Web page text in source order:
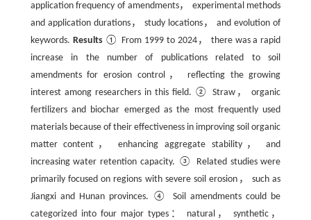
application frequency of amendments， experimental methods
and application durations， study locations， and evolution of
keywords. Results① From 1999 to 2024， there was a rapid
increase in the number of publications related to soil
amendments for erosion control， reflecting the growing
interest among researchers in this field. ② Straw， organic
fertilizers and biochar emerged as the most frequently used
materials because of their effectiveness in improving soil organic
matter content， enhancing aggregate stability， and
increasing water retention capacity. ③ Related studies were
primarily focused on regions with severe soil erosion， such as
Jiangxi and Hunan provinces. ④ Soil amendments could be
categorized into four major types： natural， synthetic，